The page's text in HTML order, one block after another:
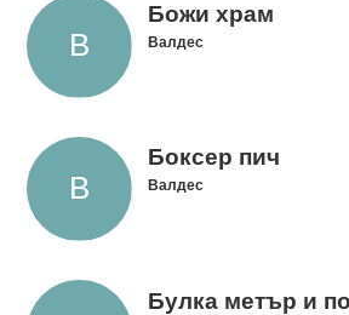
Божи храм
Валдес
Боксер пич
Валдес
Булка метър и